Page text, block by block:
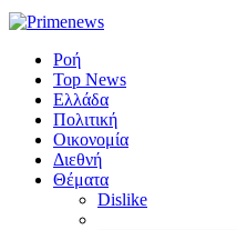
Ροή
Top News
Ελλάδα
Πολιτική
Οικονομία
Διεθνή
Θέματα
Dislike